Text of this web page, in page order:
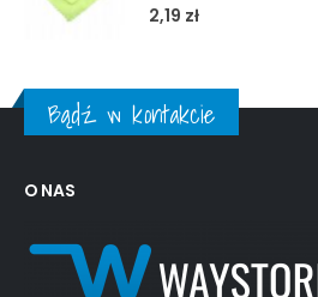
5.00 out of 5
2,19 zł
Bądź w kontakcie
O NAS